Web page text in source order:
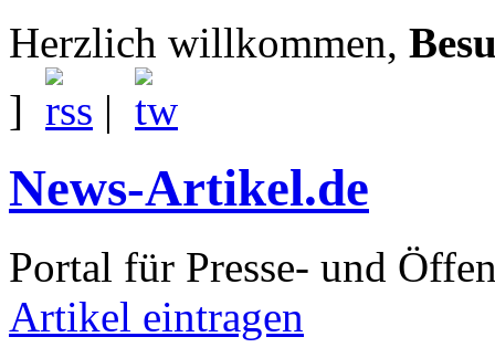
Herzlich willkommen,
]
|
News-Artikel.de
Portal für Presse- und
Artikel eintragen